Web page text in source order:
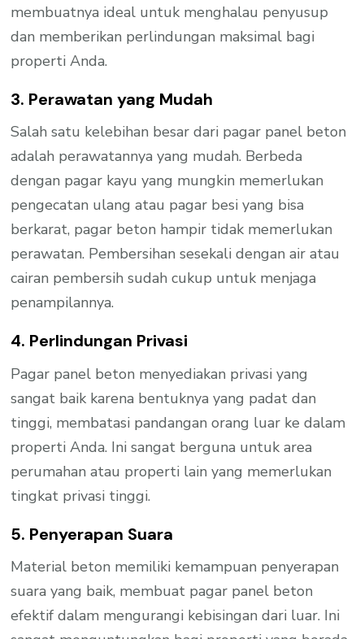
membuatnya ideal untuk menghalau penyusup
dan memberikan perlindungan maksimal bagi
properti Anda.
3. Perawatan yang Mudah
Salah satu kelebihan besar dari pagar panel beton
adalah perawatannya yang mudah. Berbeda
dengan pagar kayu yang mungkin memerlukan
pengecatan ulang atau pagar besi yang bisa
berkarat, pagar beton hampir tidak memerlukan
perawatan. Pembersihan sesekali dengan air atau
cairan pembersih sudah cukup untuk menjaga
penampilannya.
4. Perlindungan Privasi
Pagar panel beton menyediakan privasi yang
sangat baik karena bentuknya yang padat dan
tinggi, membatasi pandangan orang luar ke dalam
properti Anda. Ini sangat berguna untuk area
perumahan atau properti lain yang memerlukan
tingkat privasi tinggi.
5. Penyerapan Suara
Material beton memiliki kemampuan penyerapan
suara yang baik, membuat pagar panel beton
efektif dalam mengurangi kebisingan dari luar. Ini